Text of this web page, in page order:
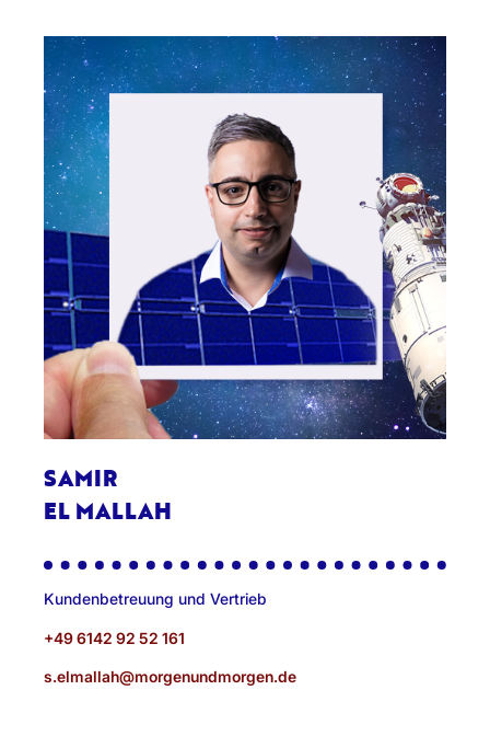
SAMIR
EL MALLAH
Kundenbetreuung und Vertrieb
+49 6142 92 52 161
s.elmallah@morgenundmorgen.de